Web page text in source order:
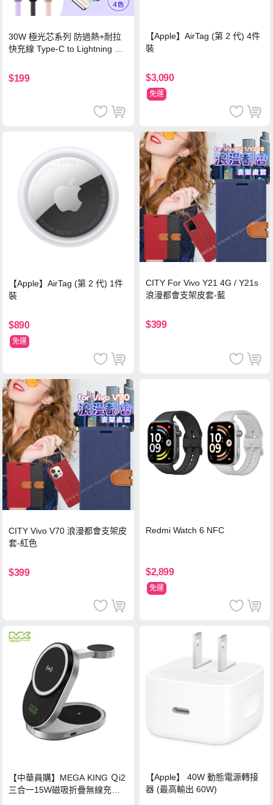
30W 極光芯系列 防過熱+耐拉
快充線 Type-C to Lightning 傳
$199
【Apple】AirTag (第 2 代) 4件
裝
$3,090
免運
【Apple】AirTag (第 2 代) 1件
裝
$890
免運
CITY For Vivo Y21 4G / Y21s
浪漫都會支架皮套-藍
$399
CITY Vivo V70 浪漫都會支架皮
套-紅色
$399
Redmi Watch 6 NFC
$2,899
免運
【中華員購】MEGA KING Ｑi2
三合一15W磁吸折疊無線充電
【Apple】 40W 動態電源轉接
器 (最高輸出 60W)